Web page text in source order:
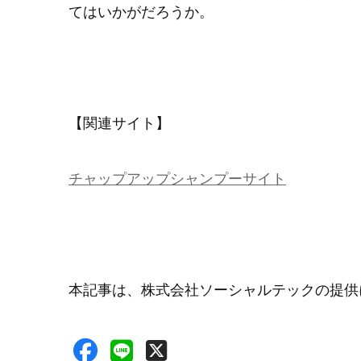
てはいかがだろうか。
【関連サイト】
チャップアップシャンプーサイト
本記事は、株式会社ソーシャルテックの提供